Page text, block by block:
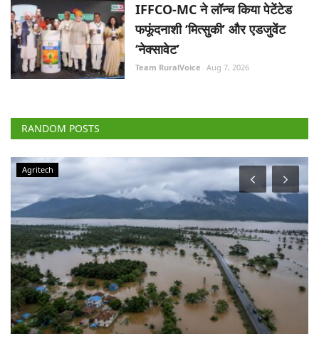
IFFCO-MC ने लॉन्च किया पेटेंटेड
फफूंदनाशी ‘मित्सुकी’ और एडजुवेंट
‘नेक्सावेट’
Team RuralVoice Aug 7, 2026
RANDOM POSTS
Agritech